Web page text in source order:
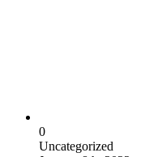
0
Uncategorized